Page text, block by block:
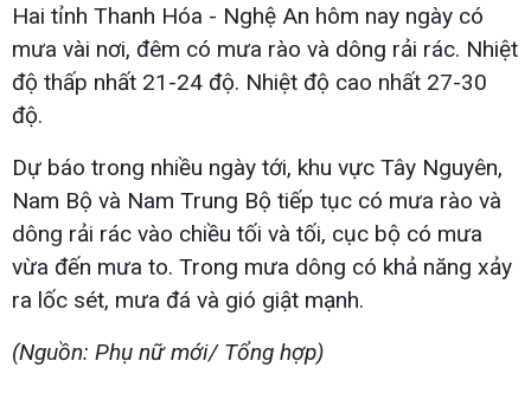
Hai tỉnh Thanh Hóa - Nghệ An hôm nay ngày có
mưa vài nơi, đêm có mưa rào và dông rải rác. Nhiệt
độ thấp nhất 21-24 độ. Nhiệt độ cao nhất 27-30
độ.
Dự báo trong nhiều ngày tới, khu vực Tây Nguyên,
Nam Bộ và Nam Trung Bộ tiếp tục có mưa rào và
dông rải rác vào chiều tối và tối, cục bộ có mưa
vừa đến mưa to. Trong mưa dông có khả năng xảy
ra lốc sét, mưa đá và gió giật mạnh.
(Nguồn: Phụ nữ mới/ Tổng hợp)